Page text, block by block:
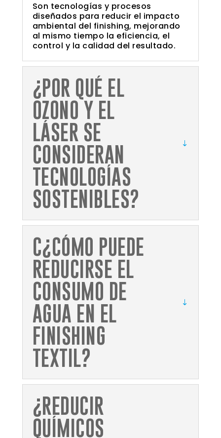
Son tecnologías y procesos
diseñados para reducir el impacto
ambiental del finishing, mejorando
al mismo tiempo la eficiencia, el
control y la calidad del resultado.
¿POR QUÉ EL
OZONO Y EL
LÁSER SE
CONSIDERAN
TECNOLOGÍAS
SOSTENIBLES?
C¿CÓMO PUEDE
REDUCIRSE EL
CONSUMO DE
AGUA EN EL
FINISHING
TEXTIL?
¿REDUCIR
QUÍMICOS